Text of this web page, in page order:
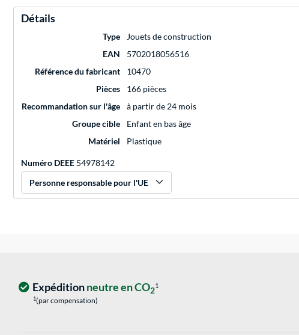
Détails
Type
Jouets de construction
EAN
5702018056516
Référence du fabricant
10470
Pièces
166 pièces
Recommandation sur l'âge
à partir de 24 mois
Groupe cible
Enfant en bas âge
Matériel
Plastique
Numéro DEEE 54978142
Personne responsable pour l'UE
Expéditionneutre en CO21
1(par compensation)